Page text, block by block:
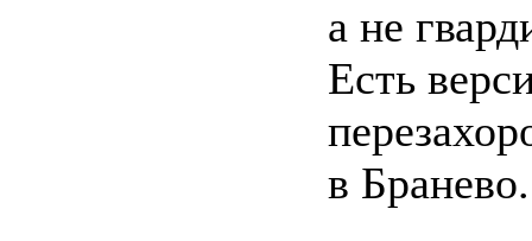
а не
Есть
в Бранево.